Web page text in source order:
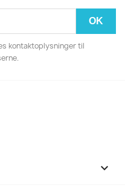
kontaktoplysninger til
